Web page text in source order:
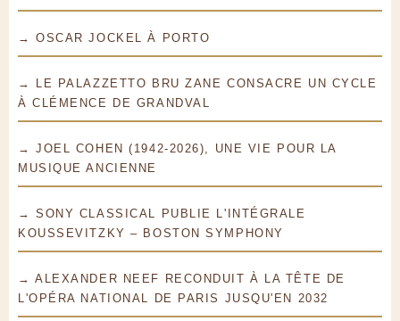
→ OSCAR JOCKEL À PORTO
→ LE PALAZZETTO BRU ZANE CONSACRE UN CYCLE
À CLÉMENCE DE GRANDVAL
→ JOEL COHEN (1942-2026), UNE VIE POUR LA
MUSIQUE ANCIENNE
→ SONY CLASSICAL PUBLIE L'INTÉGRALE
KOUSSEVITZKY – BOSTON SYMPHONY
→ ALEXANDER NEEF RECONDUIT À LA TÊTE DE
L'OPÉRA NATIONAL DE PARIS JUSQU'EN 2032